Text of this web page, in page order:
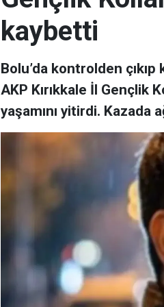
kaybetti
Bolu’da kontrolden
AKP Kırıkkale İl Gençlik
yaşamını yitirdi. Kazada